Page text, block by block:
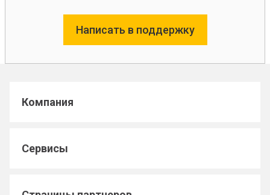
Написать в поддержку
Компания
Сервисы